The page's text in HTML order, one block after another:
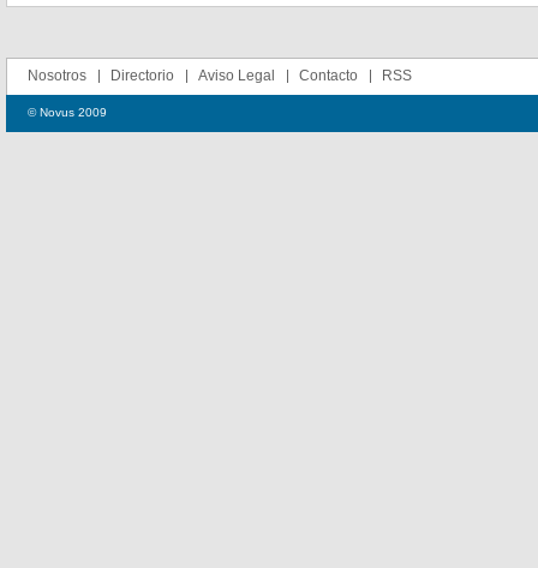
Nosotros Directorio Aviso Legal Contacto RSS
© Novus 2009